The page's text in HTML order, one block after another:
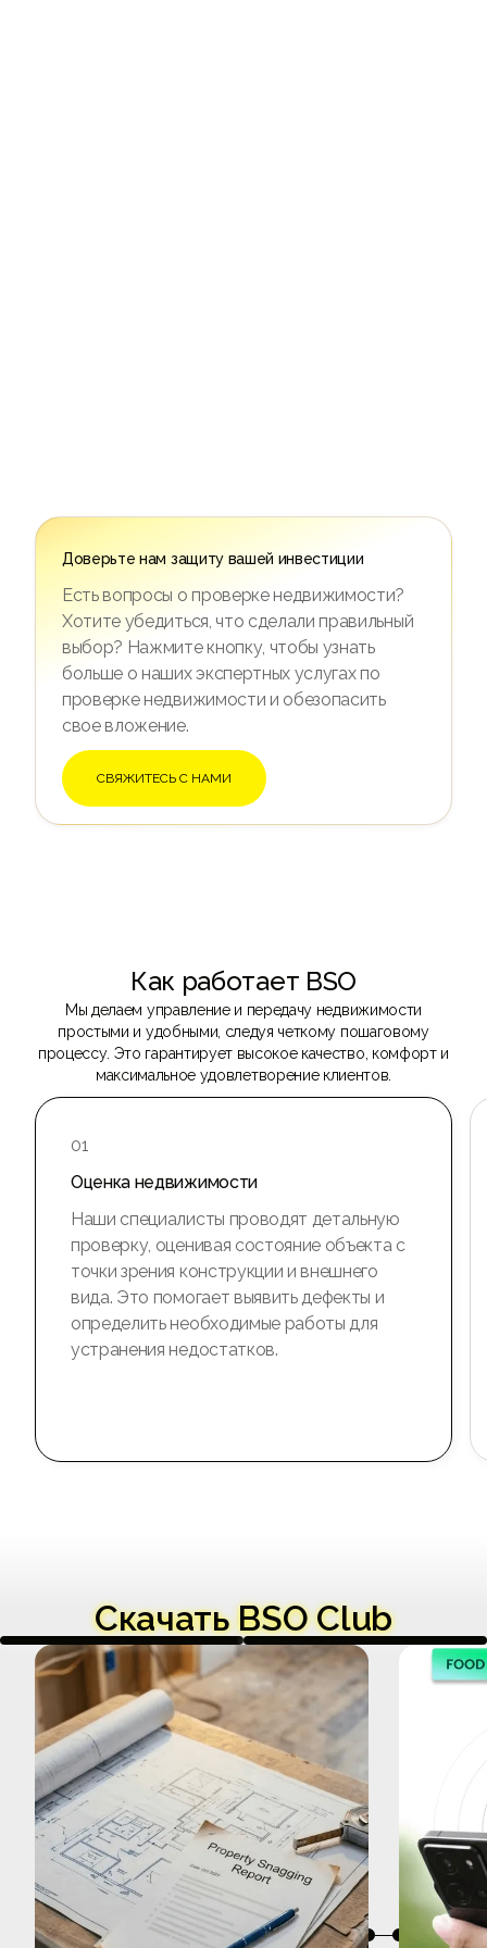
Доверьте нам защиту вашей инвестиции
Есть вопросы о проверке недвижимости?
Хотите убедиться, что сделали правильный
выбор? Нажмите кнопку, чтобы узнать
больше о наших экспертных услугах по
проверке недвижимости и обезопасить
свое вложение.
СВЯЖИТЕСЬ С НАМИ
Как работает BSO
Мы делаем управление и передачу недвижимости
простыми и удобными, следуя четкому пошаговому
процессу. Это гарантирует высокое качество, комфорт и
максимальное удовлетворение клиентов.
01
Оценка недвижимости
Наши специалисты проводят детальную
проверку, оценивая состояние объекта с
точки зрения конструкции и внешнего
вида. Это помогает выявить дефекты и
определить необходимые работы для
устранения недостатков.
Скачать BSO Club